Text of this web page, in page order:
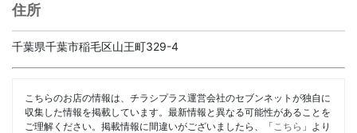
住所
千葉県千葉市稲毛区山王町329-4
こちらのお店の情報は、チラシプラス運営会社のセブンネットが独自に
収集した情報を掲載しています。最新情報と異なる可能性があることを
ご理解ください。掲載情報に間違いがございましたら、「 こちら 」より